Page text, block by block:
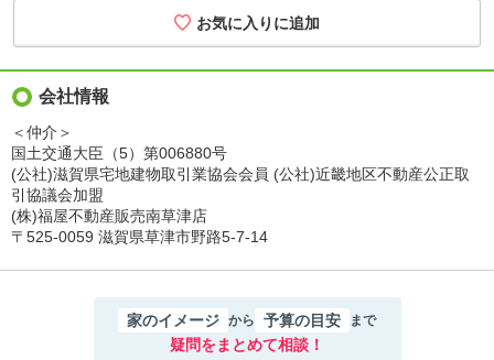
会社情報
＜仲介＞
国土交通大臣（5）第006880号
(公社)滋賀県宅地建物取引業協会会員 (公社)近畿地区不動産公正取
引協議会加盟
(株)福屋不動産販売南草津店
〒525-0059 滋賀県草津市野路5-7-14
家のイメージ から 予算の目安 まで
疑問をまとめて相談！